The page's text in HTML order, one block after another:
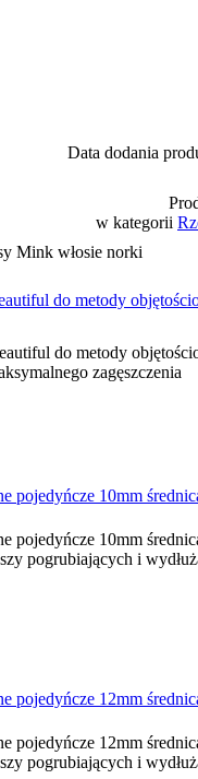
Data dodania
w kategorii
Mink włosie norki
do metody
do metody
pojedyńcze 10mm
pojedyńcze 10mm
pogrubiających i
pojedyńcze 12mm
pojedyńcze 12mm
pogrubiających i